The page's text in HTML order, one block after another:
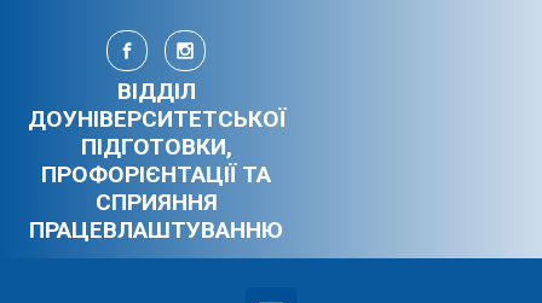
Skip to main content
ВІДДІЛ
ДОУНІВЕРСИТЕТСЬКОЇ
ПІДГОТОВКИ,
ПРОФОРІЄНТАЦІЇ ТА
СПРИЯННЯ
ПРАЦЕВЛАШТУВАННЮ